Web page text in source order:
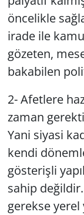
öncelikle
irade ile
gözeten,
bakabilen
2- Afetlere
zaman
Yani siyasi
kendi
gösterişli
sahip
gerekse